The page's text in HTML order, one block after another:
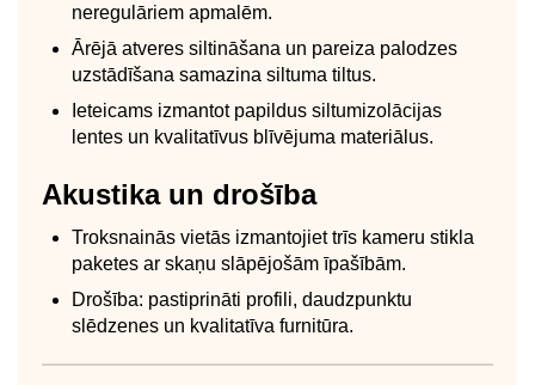
neregulāriem apmalēm.
Ārējā atveres siltināšana un pareiza palodzes
uzstādīšana samazina siltuma tiltus.
Ieteicams izmantot papildus siltumizolācijas
lentes un kvalitatīvus blīvējuma materiālus.
Akustika un drošība
Troksnainās vietās izmantojiet trīs kameru stikla
paketes ar skaņu slāpējošām īpašībām.
Drošība: pastiprināti profili, daudzpunktu
slēdzenes un kvalitatīva furnitūra.